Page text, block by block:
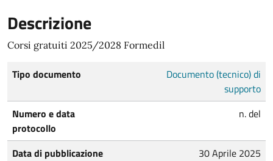
Descrizione
Corsi gratuiti 2025/2028 Formedil
Tipo documento
Documento (tecnico) di
supporto
Numero e data
protocollo
n. del
Data di pubblicazione
30 Aprile 2025